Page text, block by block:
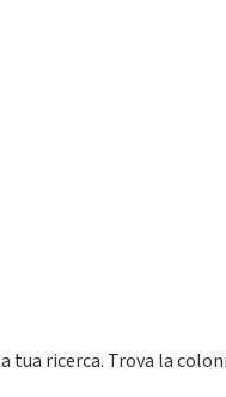
ricerca. Trova la